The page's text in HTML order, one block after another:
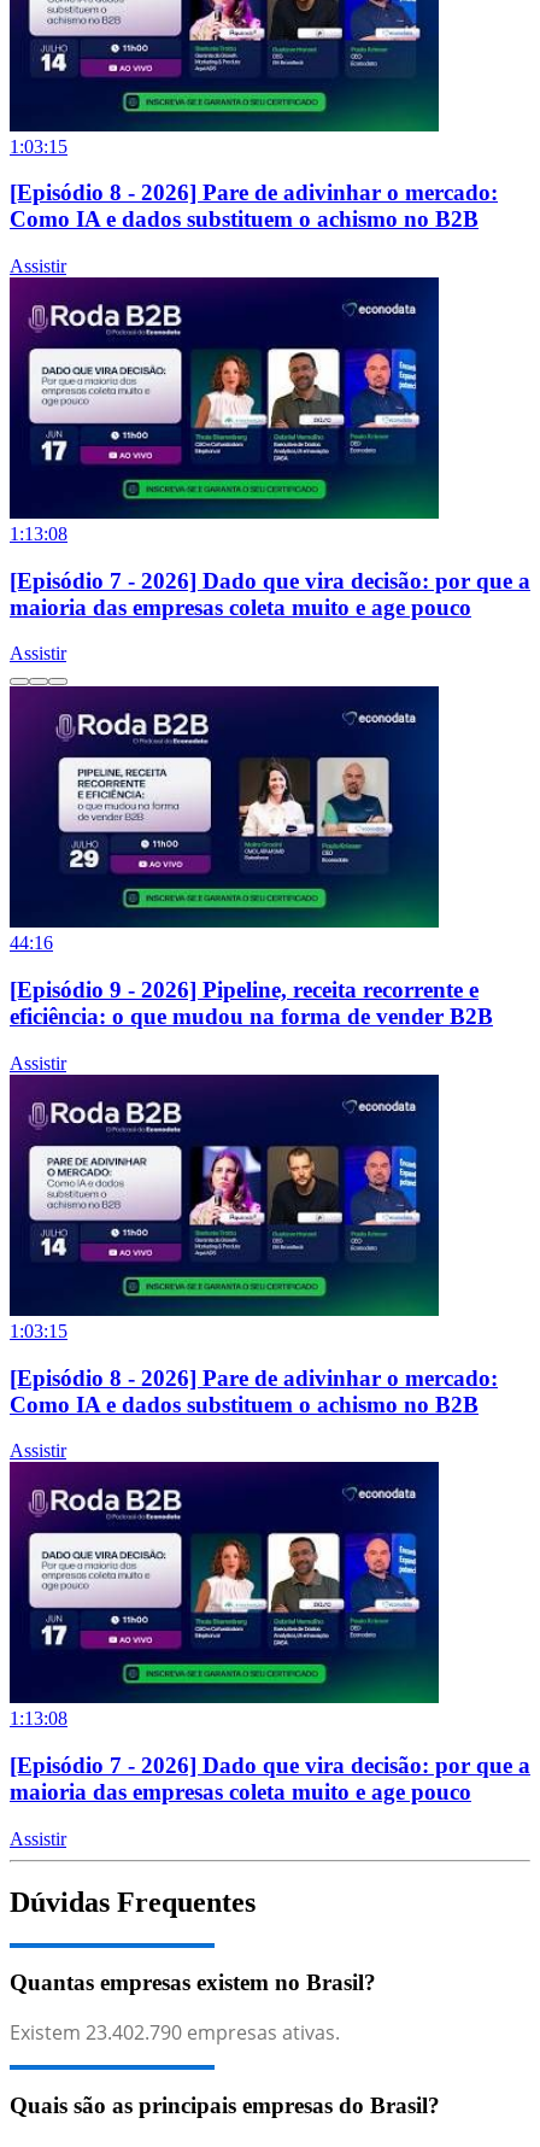
1:03:15
[Episódio 8 - 2026] Pare de adivinhar o mercado:
Como IA e dados substituem o achismo no B2B
Assistir
1:13:08
[Episódio 7 - 2026] Dado que vira decisão: por que a
maioria das empresas coleta muito e age pouco
Assistir
44:16
[Episódio 9 - 2026] Pipeline, receita recorrente e
eficiência: o que mudou na forma de vender B2B
Assistir
1:03:15
[Episódio 8 - 2026] Pare de adivinhar o mercado:
Como IA e dados substituem o achismo no B2B
Assistir
1:13:08
[Episódio 7 - 2026] Dado que vira decisão: por que a
maioria das empresas coleta muito e age pouco
Assistir
Dúvidas Frequentes
Quantas empresas existem no Brasil?
Existem 23.402.790 empresas ativas.
Quais são as principais empresas do Brasil?